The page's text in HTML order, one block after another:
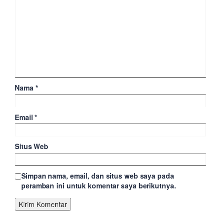
Nama *
Email*
Situs Web
Simpan nama, email, dan situs web saya pada
peramban ini untuk komentar saya berikutnya.